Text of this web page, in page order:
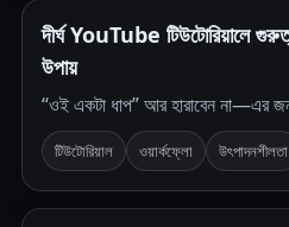
দীর্ঘ YouTube টিউটোরিয়ালে
উপায়
“ওই একটা ধাপ” আর হারাবেন না—এর
টিউটোরিয়াল ওয়ার্কফ্লো উৎপাদনশীলতা